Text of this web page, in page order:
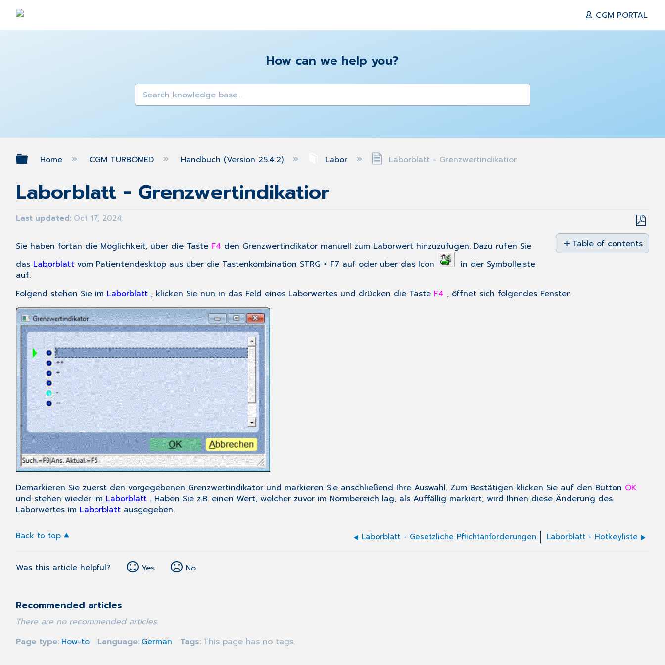
CGM PORTAL
How can we help you?
Expand/collapse global hierarchy
Home CGM TURBOMED Handbuch (Version 25.4.2) Labor Laborblatt - Grenzwertindikatior
Laborblatt - Grenzwertindikatior
Last updated Oct 17, 2024
Save
as
PDF
Table of contents
No
Sie haben fortan die Möglichkeit, über die Taste F4 den Grenzwertindikator manuell zum Laborwert hinzuzufügen. Dazu rufen Sie
das Laborblatt vom Patientendesktop aus über die Tastenkombination STRG + F7 auf oder über das Icon
in der Symbolleiste
auf.
Folgend stehen Sie im Laborblatt , klicken Sie nun in das Feld eines Laborwertes und drücken die Taste F4 , öffnet sich folgendes Fenster.
Demarkieren Sie zuerst den vorgegebenen Grenzwertindikator und markieren Sie anschließend Ihre Auswahl. Zum Bestätigen klicken Sie auf den Button OK
und stehen wieder im Laborblatt . Haben Sie z.B. einen Wert, welcher zuvor im Normbereich lag, als Auffällig markiert, wird Ihnen diese Änderung des
Laborwertes im Laborblatt ausgegeben.
Back to top Laborblatt - Gesetzliche Pflichtanforderungen Laborblatt - Hotkeyliste
Was this article helpful? Yes No
Recommended articles
There are no recommended articles.
Page type How-to Language German Tags This page has no tags.